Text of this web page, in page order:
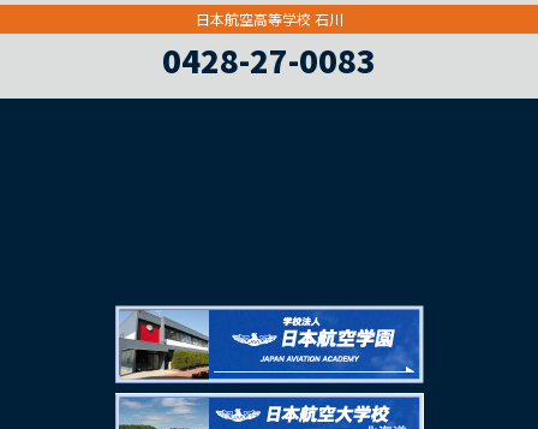
日本航空高等学校 石川
0428-27-0083